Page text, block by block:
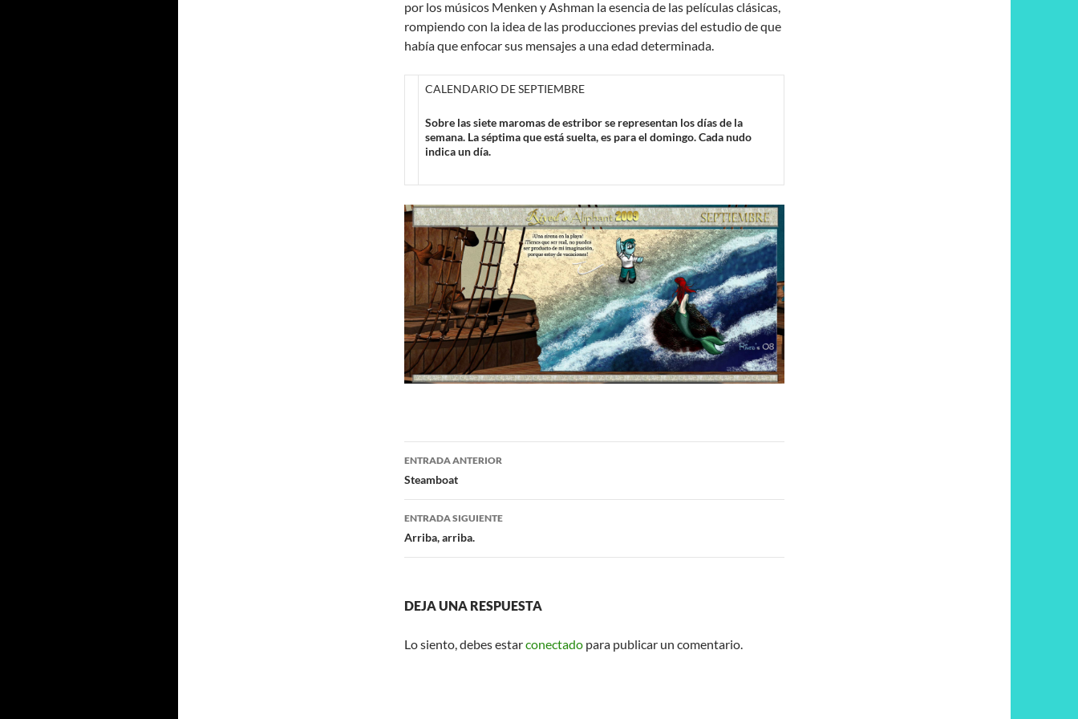
por los músicos Menken y Ashman la esencia de las películas clásicas,
rompiendo con la idea de las producciones previas del estudio de que
había que enfocar sus mensajes a una edad determinada.
CALENDARIO DE SEPTIEMBRE
Sobre las siete maromas de estribor se representan los días de la
semana. La séptima que está suelta, es para el domingo. Cada nudo
indica un día.
Navegación
de
entradas
ENTRADA ANTERIOR
Steamboat
ENTRADA SIGUIENTE
Arriba, arriba.
DEJA UNA RESPUESTA
Lo siento, debes estarconectado para publicar un comentario.